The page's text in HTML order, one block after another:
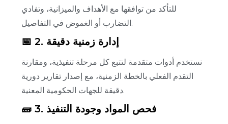
للتأكد من توافقها مع الأهداف والميزانية، وتفادي
التضارب أو الغموض في التفاصيل.
📅 2. إدارة زمنية دقيقة
نستخدم أدوات متقدمة لتتبع كل مرحلة تنفيذية، ومقارنة
التقدم الفعلي بالخطة الزمنية، مع إصدار تقارير دورية
دقيقة للجهات الحكومية المعنية.
🧱 3. فحص المواد وجودة التنفيذ